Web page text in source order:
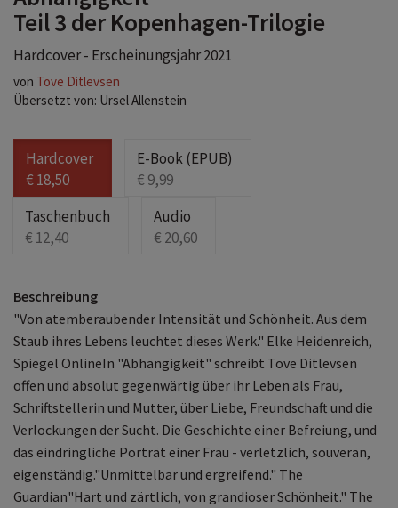
Teil 3 der Kopenhagen-Trilogie
Hardcover - Erscheinungsjahr 2021
von Tove Ditlevsen
Übersetzt von: Ursel Allenstein
Hardcover
€ 18,50
E-Book (EPUB)
€ 9,99
Taschenbuch
€ 12,40
Audio
€ 20,60
Beschreibung
"Von atemberaubender Intensität und Schönheit. Aus dem
Staub ihres Lebens leuchtet dieses Werk." Elke Heidenreich,
Spiegel OnlineIn "Abhängigkeit" schreibt Tove Ditlevsen
offen und absolut gegenwärtig über ihr Leben als Frau,
Schriftstellerin und Mutter, über Liebe, Freundschaft und die
Verlockungen der Sucht. Die Geschichte einer Befreiung, und
das eindringliche Porträt einer Frau - verletzlich, souverän,
eigenständig."Unmittelbar und ergreifend." The
Guardian"Hart und zärtlich, von grandioser Schönheit." The